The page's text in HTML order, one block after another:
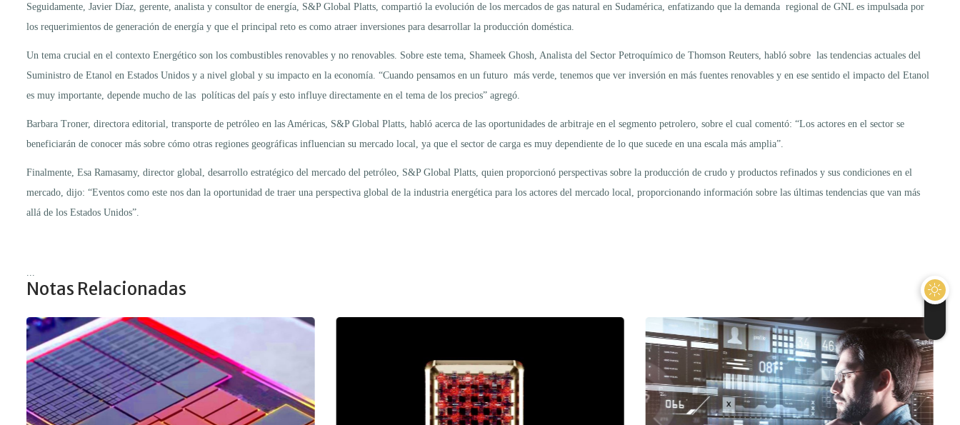
Seguidamente, Javier Díaz, gerente, analista y consultor de energía, S&P Global Platts, compartió la evolución de los mercados de gas natural en Sudamérica, enfatizando que la demanda regional de GNL es impulsada por
los requerimientos de generación de energía y que el principal reto es como atraer inversiones para desarrollar la producción doméstica.
Un tema crucial en el contexto Energético son los combustibles renovables y no renovables. Sobre este tema, Shameek Ghosh, Analista del Sector Petroquímico de Thomson Reuters, habló sobre las tendencias actuales del
Suministro de Etanol en Estados Unidos y a nivel global y su impacto en la economía. “Cuando pensamos en un futuro más verde, tenemos que ver inversión en más fuentes renovables y en ese sentido el impacto del Etanol
es muy importante, depende mucho de las políticas del país y esto influye directamente en el tema de los precios” agregó.
Barbara Troner, directora editorial, transporte de petróleo en las Américas, S&P Global Platts, habló acerca de las oportunidades de arbitraje en el segmento petrolero, sobre el cual comentó: “Los actores en el sector se
beneficiarán de conocer más sobre cómo otras regiones geográficas influencian su mercado local, ya que el sector de carga es muy dependiente de lo que sucede en una escala más amplia”.
Finalmente, Esa Ramasamy, director global, desarrollo estratégico del mercado del petróleo, S&P Global Platts, quien proporcionó perspectivas sobre la producción de crudo y productos refinados y sus condiciones en el
mercado, dijo: “Eventos como este nos dan la oportunidad de traer una perspectiva global de la industria energética para los actores del mercado local, proporcionando información sobre las últimas tendencias que van más
allá de los Estados Unidos”.
Notas Relacionadas